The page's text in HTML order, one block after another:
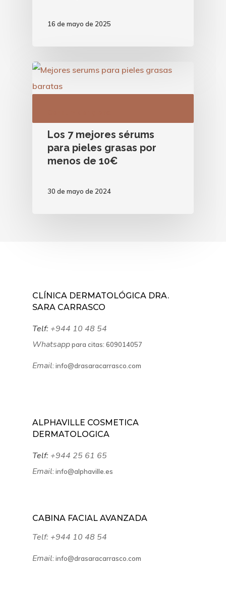
16 de mayo de 2025
Los 7 mejores sérums
para pieles grasas por
menos de 10€
30 de mayo de 2024
CLÍNICA DERMATOLÓGICA DRA.
SARA CARRASCO
Telf: +944 10 48 54
Whatsapppara citas: 609014057
Email: info@drasaracarrasco.com
ALPHAVILLE COSMETICA
DERMATOLOGICA
Telf: +944 25 61 65
Email: info@alphaville.es
CABINA FACIAL AVANZADA
Telf: +944 10 48 54
Email: info@drasaracarrasco.com